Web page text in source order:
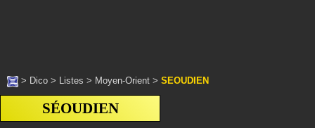
> Dico > Listes > Moyen-Orient > SEOUDIEN
SÉOUDIEN